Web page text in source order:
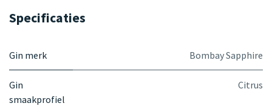
Specificaties
Gin merk Bombay Sapphire
Gin
smaakprofiel
Citrus